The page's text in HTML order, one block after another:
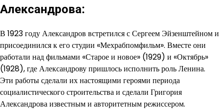
Александрова:
В 1923 году Александров встретился с Сергеем Эйзенштейном и
присоединился к его студии «Мехрабпомфильм». Вместе они
работали над фильмами «Старое и новое» (1929) и «Октябрь»
(1928), где Александрову пришлось исполнить роль Ленина.
Эти работы сделали их настоящими героями периода
социалистического строительства и сделали Григория
Александрова известным и авторитетным режиссером.